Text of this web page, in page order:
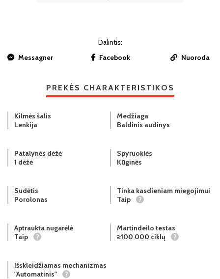
Dalintis:
Messagner
Facebook Nuoroda
PREKĖS CHARAKTERISTIKOS
Kilmės šalis
Lenkija
Medžiaga
Baldinis audinys
Patalynės dėžė
1 dėžė
Spyruoklės
Kūginės
Sudėtis
Porolonas
Tinka kasdieniam miegojimui
Taip
?
Aptraukta nugarėlė
Taip
?
Martindeilo testas
≥100 000 ciklų
?
Išskleidžiamas mechanizmas
"Automatinis"
?